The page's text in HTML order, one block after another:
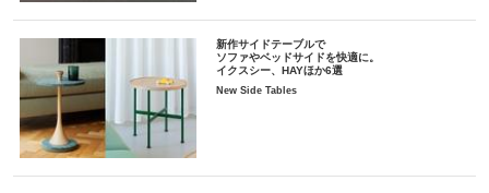
新作サイドテーブルで
ソファやベッドサイドを快適に。
イクスシー、HAYほか6選
New Side Tables